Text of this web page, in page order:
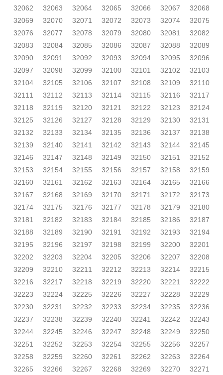
32062
32063 32064 32065 32066 32067
32068
32069
32070 32071 32072 32073 32074
32075
32076
32077 32078 32079 32080 32081
32082
32083
32084 32085 32086 32087 32088
32089
32090
32091 32092 32093 32094 32095
32096
32097
32098 32099 32100 32101 32102
32103
32104
32105 32106 32107 32108 32109
32110
32111
32112 32113 32114 32115 32116
32117
32118
32119 32120 32121 32122 32123
32124
32125
32126 32127 32128 32129 32130
32131
32132
32133 32134 32135 32136 32137
32138
32139
32140 32141 32142 32143 32144
32145
32146
32147 32148 32149 32150 32151
32152
32153
32154 32155 32156 32157 32158
32159
32160
32161 32162 32163 32164 32165
32166
32167
32168 32169 32170 32171 32172
32173
32174
32175 32176 32177 32178 32179
32180
32181
32182 32183 32184 32185 32186
32187
32188
32189 32190 32191 32192 32193
32194
32195
32196 32197 32198 32199 32200
32201
32202
32203 32204 32205 32206 32207
32208
32209
32210 32211 32212 32213 32214
32215
32216
32217 32218 32219 32220 32221
32222
32223
32224 32225 32226 32227 32228
32229
32230
32231 32232 32233 32234 32235
32236
32237
32238 32239 32240 32241 32242
32243
32244
32245 32246 32247 32248 32249
32250
32251
32252 32253 32254 32255 32256
32257
32258
32259 32260 32261 32262 32263
32264
32265
32266 32267 32268 32269 32270
32271